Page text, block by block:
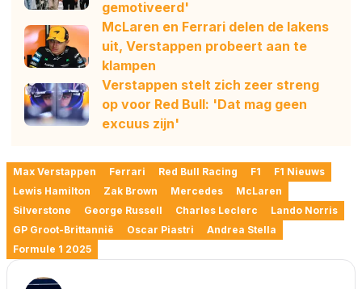
gemotiveerd'
McLaren en Ferrari delen de lakens
uit, Verstappen probeert aan te
klampen
Verstappen stelt zich zeer streng
op voor Red Bull: 'Dat mag geen
excuus zijn'
Max Verstappen Ferrari Red Bull Racing F1
F1 Nieuws
Lewis Hamilton
Zak Brown Mercedes
McLaren
Silverstone
George Russell Charles Leclerc
Lando Norris
GP Groot-Brittannië
Oscar Piastri
Andrea Stella
Formule 1 2025